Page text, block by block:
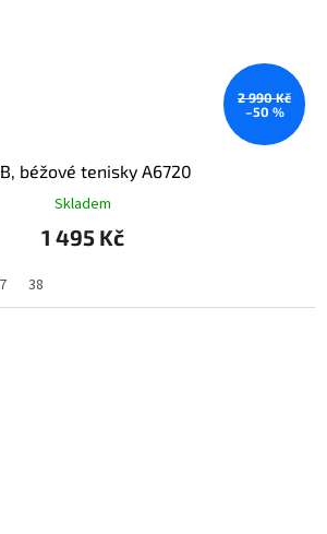
2 990 Kč
–50 %
béžové tenisky A6720
Skladem
1 495 Kč
38